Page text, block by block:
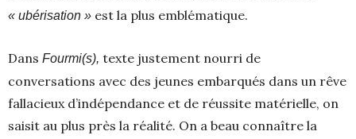
« ubérisation » est la plus emblématique.
Dans Fourmi(s), texte justement nourri de
conversations avec des jeunes embarqués dans un rêve
fallacieux d’indépendance et de réussite matérielle, on
saisit au plus près la réalité. On a beau connaître la